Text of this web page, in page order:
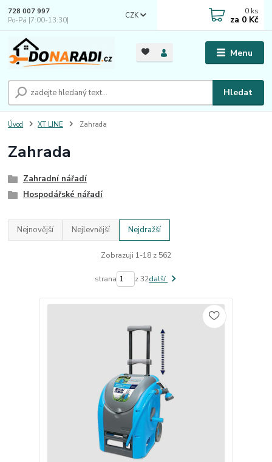
Menu
CZK
Hledat
728 007 997
Po-Pá |7:00-13:30|
0 ks
za 0 Kč
Úvod XT LINE Zahrada
Zahrada
Zahradní nářadí
Hospodářské nářadí
Nejnovější Nejlevnější Nejdražší
Zobrazuji 1-18 z 562
strana z 32další